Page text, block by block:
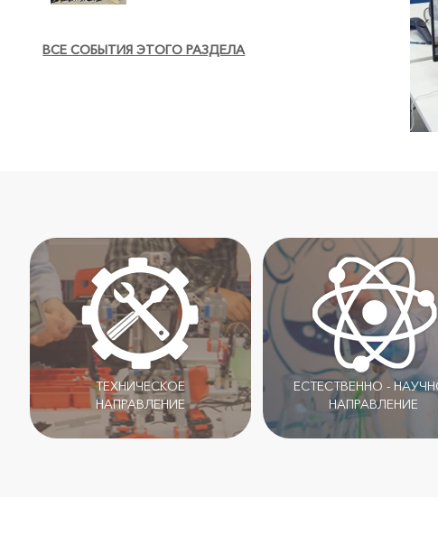
ВСЕ СОБЫТИЯ ЭТОГО РАЗДЕЛА
ТЕХНИЧЕСКОЕ
НАПРАВЛЕНИЕ
ЕСТЕСТВЕННО -
НАПРАВЛЕНИЕ